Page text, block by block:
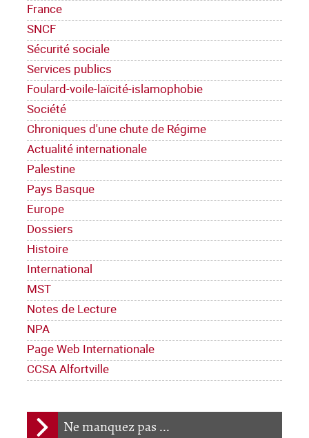
France
SNCF
Sécurité sociale
Services publics
Foulard-voile-laïcité-islamophobie
Société
Chroniques d'une chute de Régime
Actualité internationale
Palestine
Pays Basque
Europe
Dossiers
Histoire
International
MST
Notes de Lecture
NPA
Page Web Internationale
CCSA Alfortville
Ne manquez pas ...